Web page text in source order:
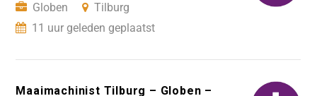
Globen
Tilburg
11 uur geleden geplaatst
Maaimachinist Tilburg – Globen –